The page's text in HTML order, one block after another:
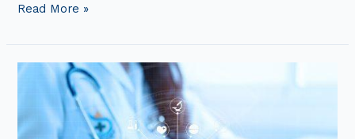
Read More »
Pirkanmaan
hyvinvointialue
siirtyy
käyttämään